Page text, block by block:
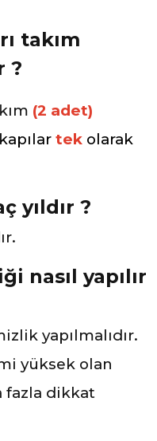
takım
?
(2 adet)
tek olarak
yıldır ?
nasıl yapılır
yapılmalıdır.
yüksek olan
fazla dikkat